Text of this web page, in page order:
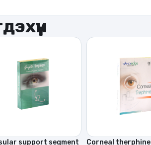
support segment Corneal therphine